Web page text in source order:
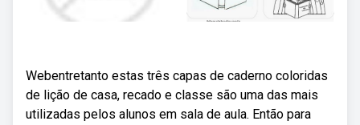
Webentretanto estas três capas de caderno coloridas
de lição de casa, recado e classe são uma das mais
utilizadas pelos alunos em sala de aula. Então para